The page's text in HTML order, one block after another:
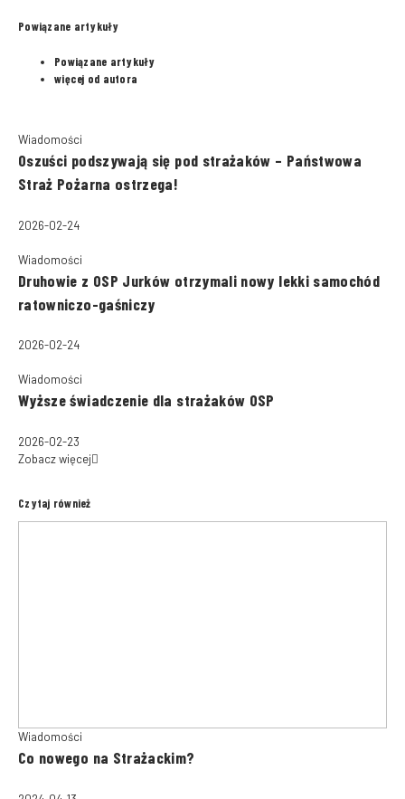
Powiązane artykuły
Powiązane artykuły
więcej od autora
Wiadomości
Oszuści podszywają się pod strażaków – Państwowa
Straż Pożarna ostrzega!
2026-02-24
Wiadomości
Druhowie z OSP Jurków otrzymali nowy lekki samochód
ratowniczo-gaśniczy
2026-02-24
Wiadomości
Wyższe świadczenie dla strażaków OSP
2026-02-23
Zobacz więcej
Czytaj również
Wiadomości
Co nowego na Strażackim?